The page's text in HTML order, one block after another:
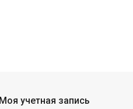
Моя учетная запись